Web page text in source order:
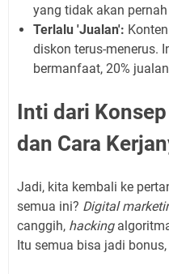
yang tidak akan
Terlalu 'Jualan':
diskon terus-menerus.
bermanfaat, 20%
Inti dari
dan Cara
Jadi, kita kembali ke
semua ini? Digital
canggih, hacking
Itu semua bisa jadi